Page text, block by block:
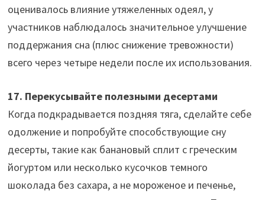
оценивалось влияние утяжеленных одеял, у
участников наблюдалось значительное улучшение
поддержания сна (плюс снижение тревожности)
всего через четыре недели после их использования.
17. Перекусывайте полезными десертами
Когда подкрадывается поздняя тяга, сделайте себе
одолжение и попробуйте способствующие сну
десерты, такие как банановый сплит с греческим
йогуртом или несколько кусочков темного
шоколада без сахара, а не мороженое и печенье,